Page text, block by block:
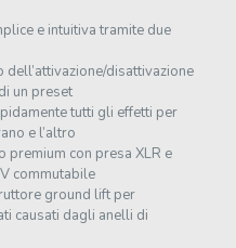
e intuitiva tramite due
disattivazione
un preset
tutti gli effetti per
e l’altro
premium con presa XLR e
commutabile
ground lift per
causati dagli anelli di